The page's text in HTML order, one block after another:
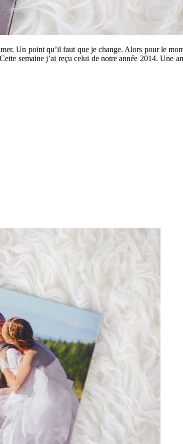
Un point qu’il faut que je change. Alors pour le
semaine j’ai reçu celui de notre année 2014. Une